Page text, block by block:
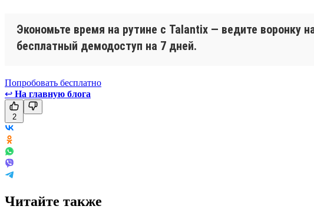
Экономьте время на рутине с Talantix — ведите воронку
бесплатный демодоступ на 7 дней.
Попробовать бесплатно
↩ На главную блога
2
Читайте также